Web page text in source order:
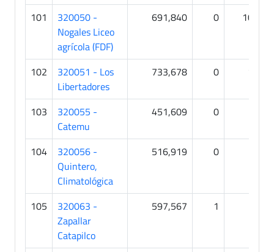
101
320050 -
Nogales Liceo
agrícola (FDF)
691,840 0 106
102
320051 - Los
Libertadores
733,678 0
103
320055 -
Catemu
451,609 0
104
320056 -
Quintero,
Climatológica
516,919 0
105
320063 -
Zapallar
Catapilco
597,567 1